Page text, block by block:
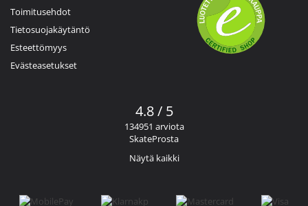
Toimitusehdot
Tietosuojakäytäntö
Esteettömyys
Evästeasetukset
4.8 / 5
134951 arviota
SkateProsta
Näytä kaikki